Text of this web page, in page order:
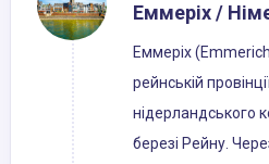
Еммеріх /
Еммеріх
рейнській
нідерландського
березі Рейну.